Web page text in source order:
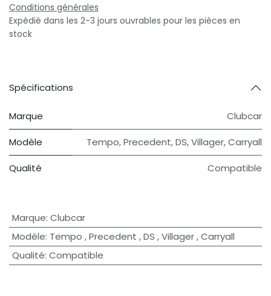
Conditions générales
Expédié dans les 2-3 jours ouvrables pour les pièces en
stock
Spécifications
Marque Clubcar
Modèle Tempo,Precedent,DS,Villager,Carryall
Qualité Compatible
Marque: Clubcar
Modèle: Tempo ,Precedent ,DS ,Villager ,Carryall
Qualité: Compatible